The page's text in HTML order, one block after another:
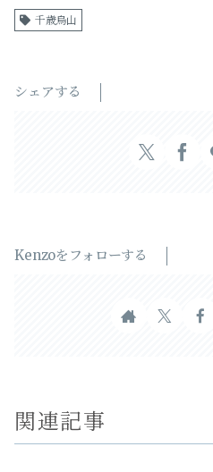
千歳烏山
シェアする
Kenzoをフォローする
関連記事